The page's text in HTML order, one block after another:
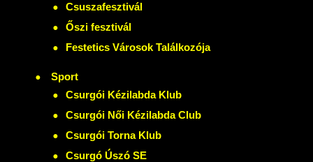
Csuszafesztivál
Őszi fesztivál
Festetics Városok Találkozója
Sport
Csurgói Kézilabda Klub
Csurgói Női Kézilabda Club
Csurgói Torna Klub
Csurgó Úszó SE